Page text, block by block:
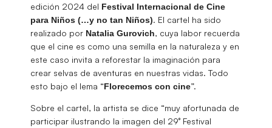
edición 2024 del Festival Internacional de Cine
para Niños (…y no tan Niños). El cartel ha sido
realizado por Natalia Gurovich, cuya labor recuerda
que el cine es como una semilla en la naturaleza y en
este caso invita a reforestar la imaginación para
crear selvas de aventuras en nuestras vidas. Todo
esto bajo el lema “Florecemos con cine”.
Sobre el cartel, la artista se dice “muy afortunada de
participar ilustrando la imagen del 29° Festival